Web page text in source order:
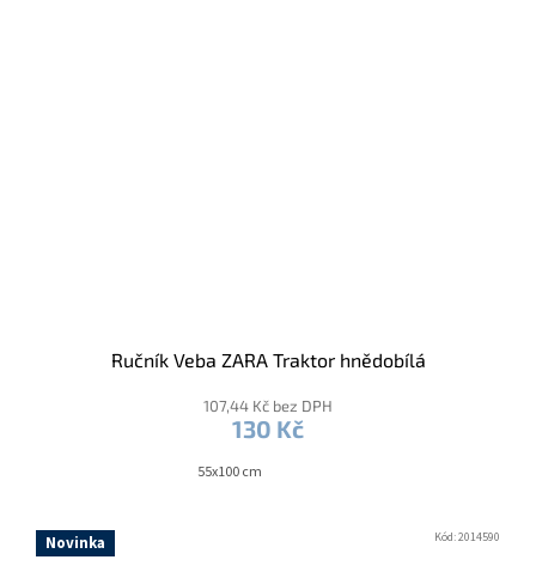
Ručník Veba ZARA Traktor hnědobílá
107,44 Kč bez DPH
130 Kč
55x100 cm
Novinka Kód:2014590